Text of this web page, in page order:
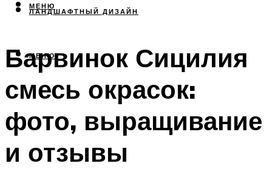
ЛАНДШАФТНЫЙ ДИЗАЙН
МЕНЮ
МЕНЮ
Барвинок Сицилия
смесь окрасок:
фото, выращивание
и отзывы